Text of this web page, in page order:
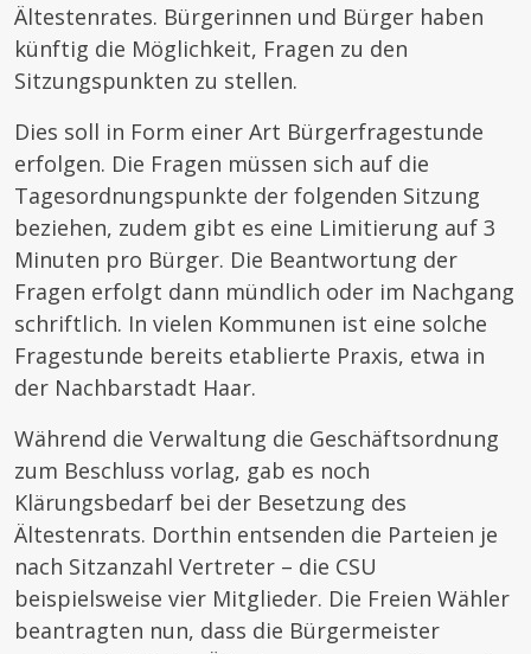
Ältestenrates. Bürgerinnen und Bürger haben
künftig die Möglichkeit, Fragen zu den
Sitzungspunkten zu stellen.
Dies soll in Form einer Art Bürgerfragestunde
erfolgen. Die Fragen müssen sich auf die
Tagesordnungspunkte der folgenden Sitzung
beziehen, zudem gibt es eine Limitierung auf 3
Minuten pro Bürger. Die Beantwortung der
Fragen erfolgt dann mündlich oder im Nachgang
schriftlich. In vielen Kommunen ist eine solche
Fragestunde bereits etablierte Praxis, etwa in
der Nachbarstadt Haar.
Während die Verwaltung die Geschäftsordnung
zum Beschluss vorlag, gab es noch
Klärungsbedarf bei der Besetzung des
Ältestenrats. Dorthin entsenden die Parteien je
nach Sitzanzahl Vertreter – die CSU
beispielsweise vier Mitglieder. Die Freien Wähler
beantragten nun, dass die Bürgermeister